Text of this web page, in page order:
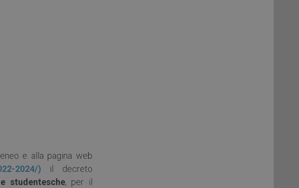
e alla pagina web
2024/) il decreto
studentesche, per il